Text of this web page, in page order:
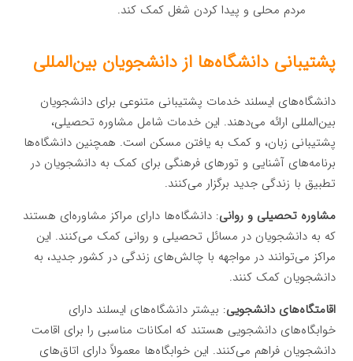
مردم محلی و پیدا کردن شغل کمک کند.
پشتیبانی دانشگاه‌ها از دانشجویان بین‌المللی
دانشگاه‌های ایسلند خدمات پشتیبانی متنوعی برای دانشجویان
بین‌المللی ارائه می‌دهند. این خدمات شامل مشاوره تحصیلی،
پشتیبانی زبان، و کمک به یافتن مسکن است. همچنین دانشگاه‌ها
برنامه‌های آشنایی و تورهای فرهنگی برای کمک به دانشجویان در
تطبیق با زندگی جدید برگزار می‌کنند.
مشاوره تحصیلی و روانی: دانشگاه‌ها دارای مراکز مشاوره‌ای هستند
که به دانشجویان در مسائل تحصیلی و روانی کمک می‌کنند. این
مراکز می‌توانند در مواجهه با چالش‌های زندگی در کشور جدید، به
دانشجویان کمک کنند.
اقامتگاه‌های دانشجویی: بیشتر دانشگاه‌های ایسلند دارای
خوابگاه‌های دانشجویی هستند که امکانات مناسبی را برای اقامت
دانشجویان فراهم می‌کنند. این خوابگاه‌ها معمولاً دارای اتاق‌های